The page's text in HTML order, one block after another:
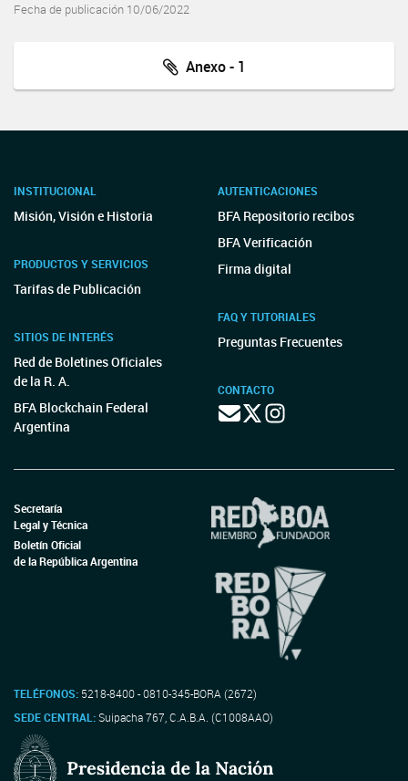
Fecha de publicación 10/06/2022
Anexo - 1
INSTITUCIONAL
Misión, Visión e Historia
PRODUCTOS Y SERVICIOS
Tarifas de Publicación
SITIOS DE INTERÉS
Red de Boletines Oficiales
de la R. A.
BFA Blockchain Federal
Argentina
AUTENTICACIONES
BFA Repositorio recibos
BFA Verificación
Firma digital
FAQ Y TUTORIALES
Preguntas Frecuentes
CONTACTO
Secretaría
Legal y Técnica
Boletín Oficial
de la República Argentina
TELÉFONOS: 5218-8400 - 0810-345-BORA (2672)
SEDE CENTRAL:Suipacha 767, C.A.B.A. (C1008AAO)